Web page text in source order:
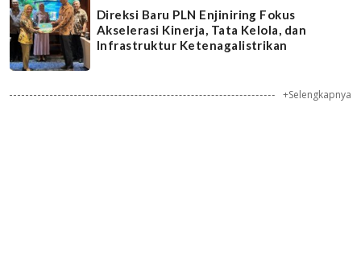
Direksi Baru PLN Enjiniring Fokus
Akselerasi Kinerja, Tata Kelola, dan
Infrastruktur Ketenagalistrikan
+Selengkapnya